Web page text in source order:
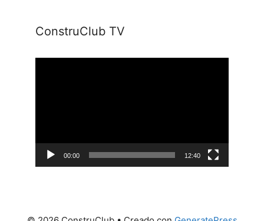
ConstruClub TV
00:00 12:40